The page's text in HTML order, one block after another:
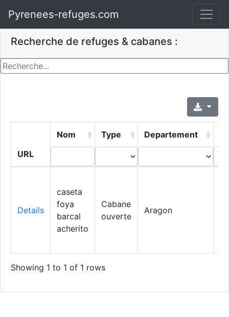
Pyrenees-refuges.com
Recherche de refuges & cabanes :
URL
Nom Type Departement
Details
caseta
foya
barcal
acherito
Cabane
ouverte
Aragon
Showing 1 to 1 of 1 rows